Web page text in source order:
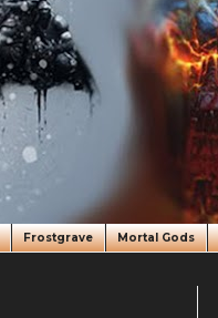
Frostgrave Mortal Gods